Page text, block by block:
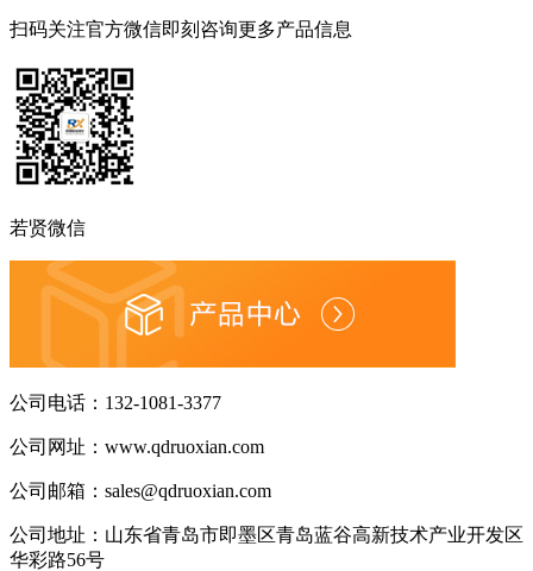
扫码关注官方微信即刻咨询更多产品信息
若贤微信
公司电话： 132-1081-3377
公司网址： www.qdruoxian.com
公司邮箱： sales@qdruoxian.com
公司地址： 山东省青岛市即墨区青岛蓝谷高新技术产业开发区
华彩路56号